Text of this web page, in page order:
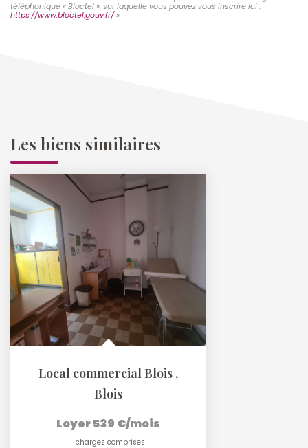
téléphonique « Bloctel », sur laquelle vous pouvez vous inscrire ici :
https://www.bloctel.gouv.fr/»
Les biens similaires
Local commercial Blois ,
Blois
Loyer 539 €/mois
charges comprises